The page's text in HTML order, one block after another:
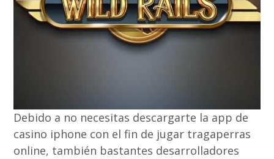
Debido a no necesitas descargarte la app de
casino iphone con el fin de jugar tragaperras
online, también bastantes desarrolladores